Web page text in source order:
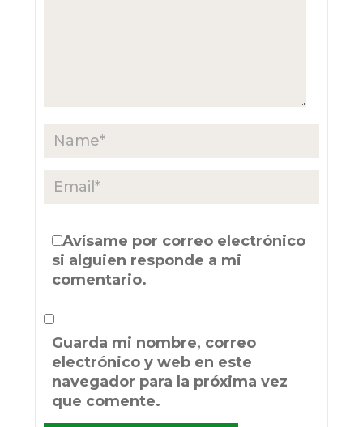
Avísame por correo electrónico
si alguien responde a mi
comentario.
Guarda mi nombre, correo
electrónico y web en este
navegador para la próxima vez
que comente.